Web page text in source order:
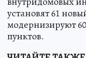
установят 61
модернизируют
пунктов.